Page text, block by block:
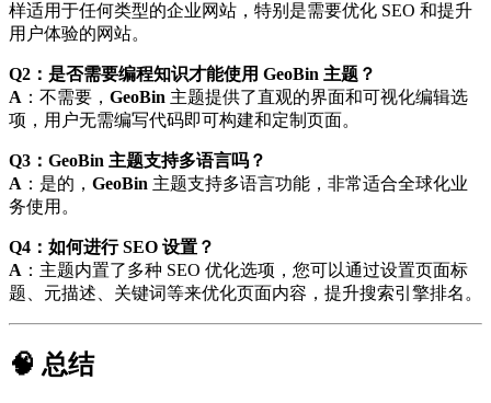
样适用于任何类型的企业网站，特别是需要优化 SEO 和提升
用户体验的网站。
Q2：是否需要编程知识才能使用 GeoBin 主题？
A ：不需要， GeoBin 主题提供了直观的界面和可视化编辑选
项，用户无需编写代码即可构建和定制页面。
Q3：GeoBin 主题支持多语言吗？
A ：是的， GeoBin 主题支持多语言功能，非常适合全球化业
务使用。
Q4：如何进行 SEO 设置？
A ：主题内置了多种 SEO 优化选项，您可以通过设置页面标
题、元描述、关键词等来优化页面内容，提升搜索引擎排名。
🧠 总结